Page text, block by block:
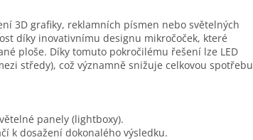
3D grafiky, reklamních písmen nebo světelných
díky inovativnímu designu mikročoček, které
ploše. Díky tomuto pokročilému řešení lze LED
středy), což významně snižuje celkovou spotřebu
panely (lightboxy).
k dosažení dokonalého výsledku.